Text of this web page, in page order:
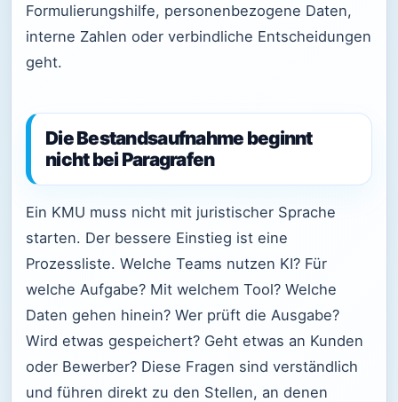
Formulierungshilfe, personenbezogene Daten,
interne Zahlen oder verbindliche Entscheidungen
geht.
Die Bestandsaufnahme beginnt
nicht bei Paragrafen
Ein KMU muss nicht mit juristischer Sprache
starten. Der bessere Einstieg ist eine
Prozessliste. Welche Teams nutzen KI? Für
welche Aufgabe? Mit welchem Tool? Welche
Daten gehen hinein? Wer prüft die Ausgabe?
Wird etwas gespeichert? Geht etwas an Kunden
oder Bewerber? Diese Fragen sind verständlich
und führen direkt zu den Stellen, an denen